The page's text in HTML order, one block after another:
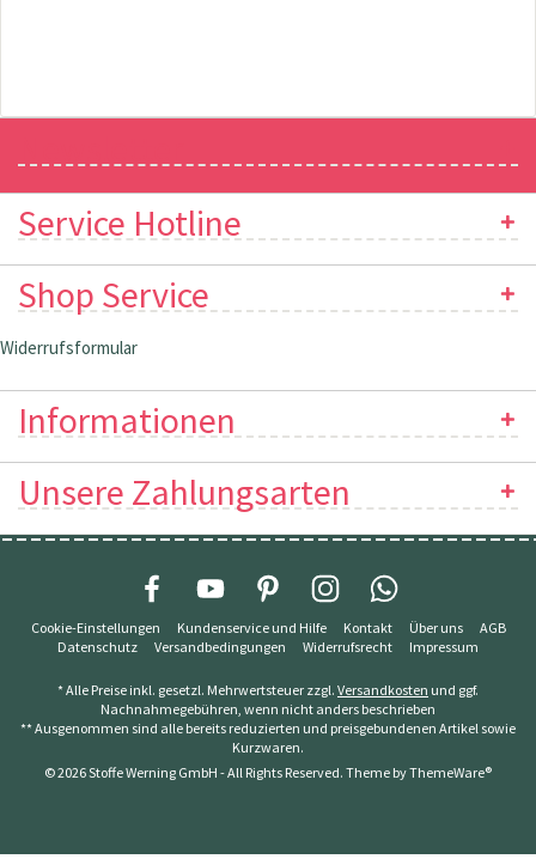
Service Hotline
Shop Service
Widerrufsformular
Informationen
Unsere Zahlungsarten
Cookie-Einstellungen Kundenservice und Hilfe Kontakt Über uns
AGB
Datenschutz
Versandbedingungen Widerrufsrecht Impressum
* Alle Preise inkl. gesetzl. Mehrwertsteuer zzgl. Versandkosten und ggf.
Nachnahmegebühren, wenn nicht anders beschrieben
** Ausgenommen sind alle bereits reduzierten und preisgebundenen Artikel sowie
Kurzwaren.
© 2026 Stoffe Werning GmbH - All Rights Reserved. Theme byThemeWare®